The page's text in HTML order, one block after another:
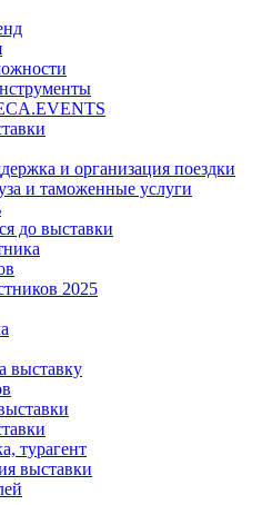
и организация поездки
и таможенные услуги
до выставки
2025
выставку
турагент
выставки